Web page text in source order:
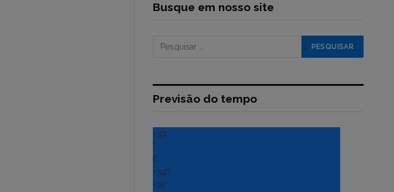
Busque em nosso site
Previsão do tempo
+33
°
C
+34°
+21°